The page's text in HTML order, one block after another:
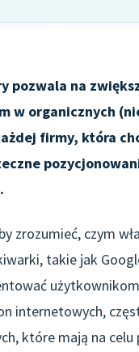
pozwala na
w organicznych
firmy, która
zrozumieć, czym
takie jak
które mają na